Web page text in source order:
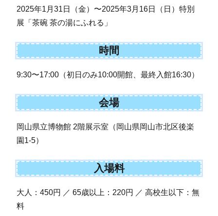
2025年1月31日（金）〜2025年3月16日（日）特別
展「茶碗 茶の湯にふれる」
時間
9:30〜17:00（初日のみ10:00開館、最終入館16:30）
会場
岡山県立博物館 2階展示室（岡山県岡山市北区後楽
園1-5）
入場料
大人：450円 ／ 65歳以上：220円 ／ 高校生以下：無
料